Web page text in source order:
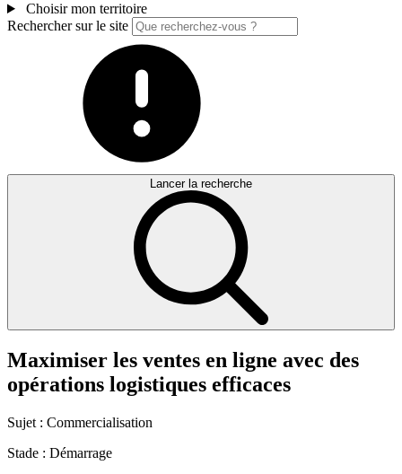
Choisir mon territoire
Rechercher sur le site
Lancer la recherche
Maximiser les ventes en ligne avec des
opérations logistiques efficaces
Sujet : Commercialisation
Stade : Démarrage